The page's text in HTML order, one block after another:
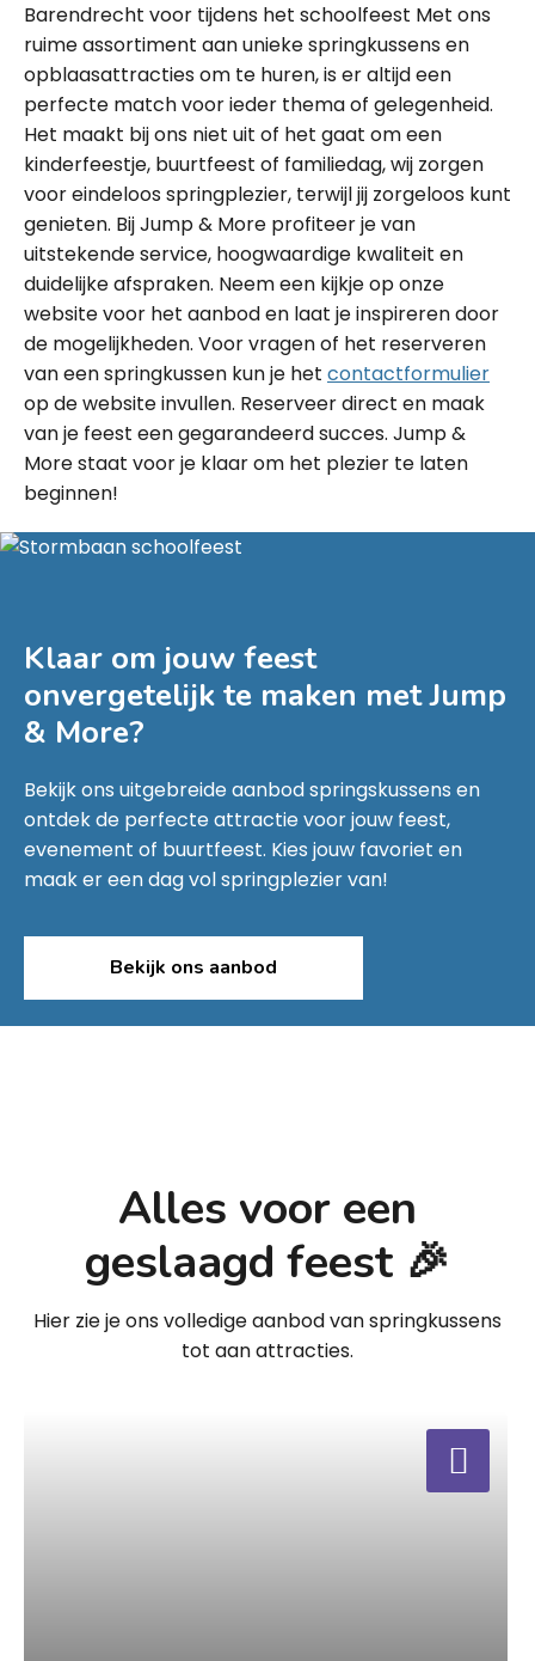
Barendrecht voor tijdens het schoolfeest Met ons
ruime assortiment aan unieke springkussens en
opblaasattracties om te huren, is er altijd een
perfecte match voor ieder thema of gelegenheid.
Het maakt bij ons niet uit of het gaat om een
kinderfeestje, buurtfeest of familiedag, wij zorgen
voor eindeloos springplezier, terwijl jij zorgeloos kunt
genieten. Bij Jump & More profiteer je van
uitstekende service, hoogwaardige kwaliteit en
duidelijke afspraken. Neem een kijkje op onze
website voor het aanbod en laat je inspireren door
de mogelijkheden. Voor vragen of het reserveren
van een springkussen kun je het contactformulier
op de website invullen. Reserveer direct en maak
van je feest een gegarandeerd succes. Jump &
More staat voor je klaar om het plezier te laten
beginnen!
Klaar om jouw feest
onvergetelijk te maken metJump
& More?
Bekijk ons uitgebreide aanbod springskussens en
ontdek de perfecte attractie voor jouw feest,
evenement of buurtfeest. Kies jouw favoriet en
maak er een dag vol springplezier van!
Bekijk ons aanbod
Alles voor een
geslaagd feest 🎉
Hier zie je ons volledige aanbod van springkussens
tot aan attracties.